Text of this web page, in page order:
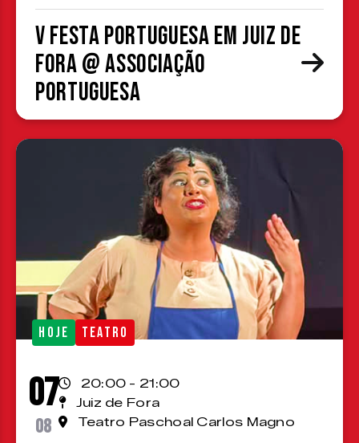
V Festa Portuguesa em Juiz de
Fora @ Associação
Portuguesa
HOJE TEATRO
07
08
20:00 - 21:00
Juiz de Fora
Teatro Paschoal Carlos Magno